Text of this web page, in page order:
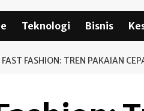
Teknologi Bisnis
FAST FASHION: TREN PAKAIAN